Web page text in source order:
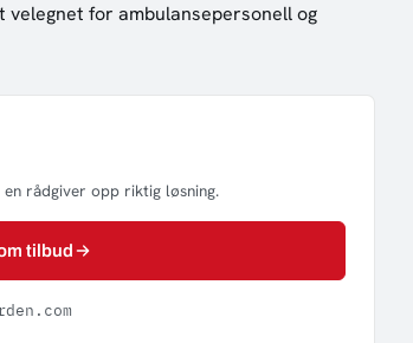
for ambulansepersonell og
rådgiver opp riktig løsning.
tilbud